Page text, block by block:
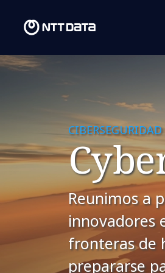
CIBERSEGURIDAD
Reunimos a
innovadores
fronteras de
prepararse